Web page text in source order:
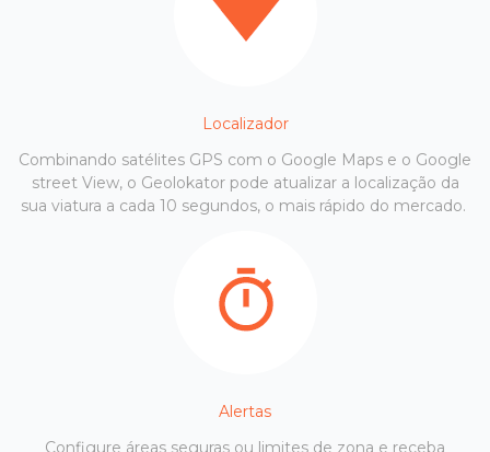
Localizador
Combinando satélites GPS com o Google Maps e o Google
street View, o Geolokator pode atualizar a localização da
sua viatura a cada 10 segundos, o mais rápido do mercado.
Alertas
Configure áreas seguras ou limites de zona e receba